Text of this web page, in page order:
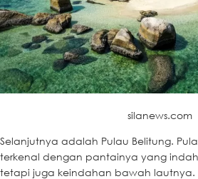
silanews.com
Selanjutnya adalah Pulau Belitung.
terkenal dengan pantainya yang
tetapi juga keindahan bawah lautnya.